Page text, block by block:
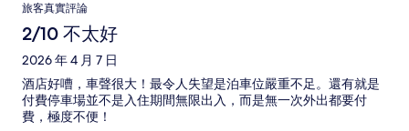
旅客真實評論
2/10 不太好
2026 年 4 月 7 日
酒店好嘈，車聲很大！最令人失望是泊車位嚴重不足。還有就是
付費停車場並不是入住期間無限出入，而是無一次外出都要付
費，極度不便！